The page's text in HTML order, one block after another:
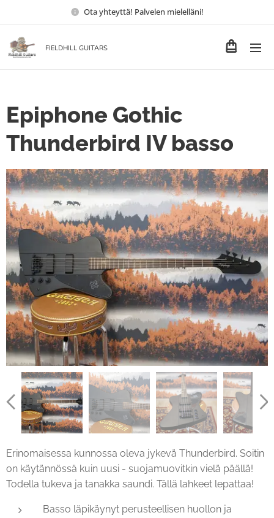
Ota yhteyttä! Palvelen mielelläni!
FIELDHILL GUITARS
Epiphone Gothic
Thunderbird IV basso
Erinomaisessa kunnossa oleva jykevä Thunderbird. Soitin
on käytännössä kuin uusi - suojamuovitkin vielä päällä!
Todella tukeva ja tanakka saundi. Tällä lahkeet lepattaa!
Basso läpikäynyt perusteellisen huollon ja